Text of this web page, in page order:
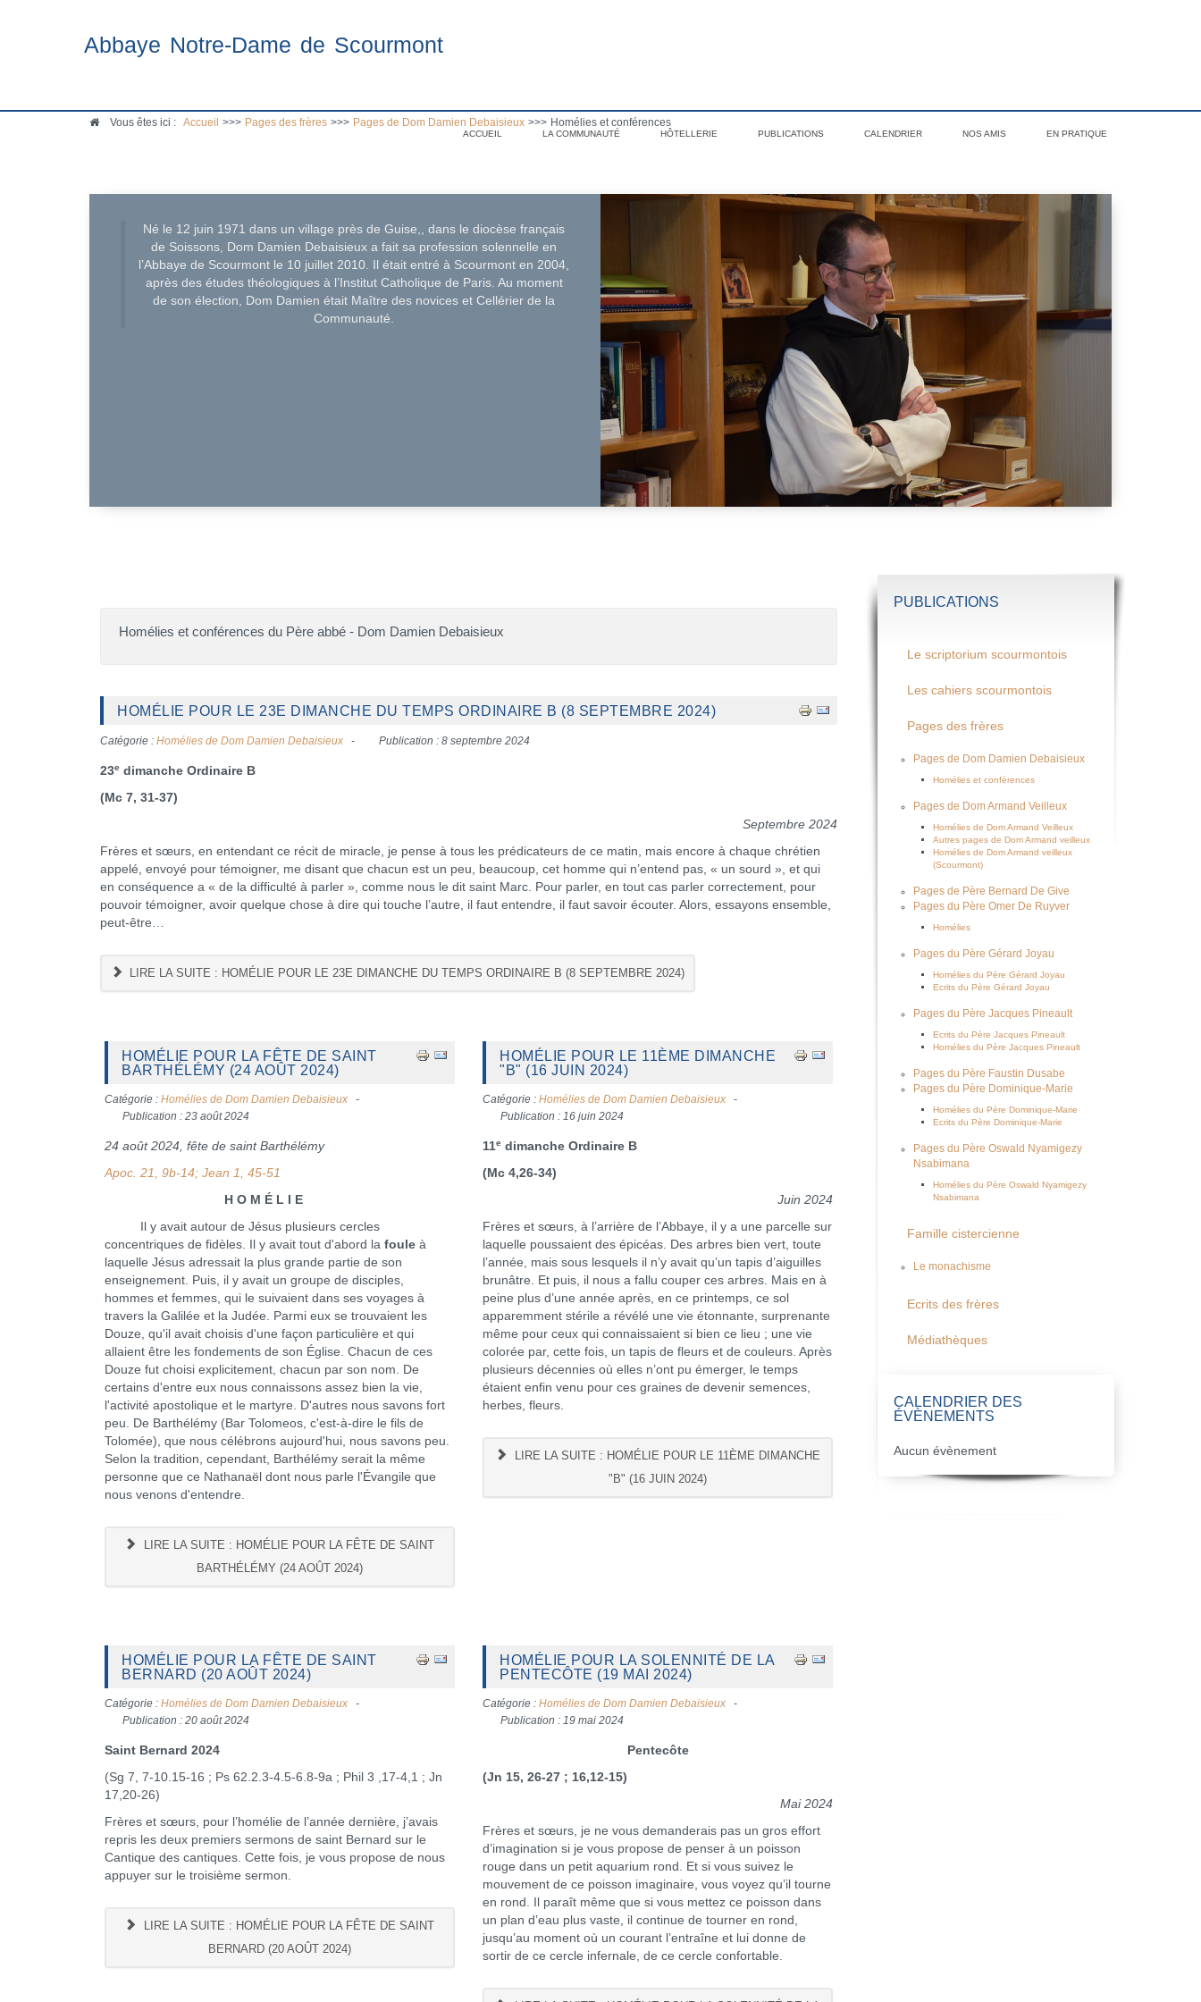
Abbaye Notre-Dame de Scourmont
ACCUEIL LA COMMUNAUTÉ HÔTELLERIE PUBLICATIONS CALENDRIER NOS AMIS EN PRATIQUE
Vous êtes ici : Accueil >>> Pages des frères >>> Pages de Dom Damien Debaisieux >>> Homélies et conférences
Né le 12 juin 1971 dans un village près de Guise,, dans le diocèse français
de Soissons, Dom Damien Debaisieux a fait sa profession solennelle en
l’Abbaye de Scourmont le 10 juillet 2010. Il était entré à Scourmont en 2004,
après des études théologiques à l’Institut Catholique de Paris. Au moment
de son élection, Dom Damien était Maître des novices et Cellérier de la
Communauté.
Homélies et conférences du Père abbé - Dom Damien Debaisieux
HOMÉLIE POUR LE 23E DIMANCHE DU TEMPS ORDINAIRE B (8 SEPTEMBRE 2024)
Catégorie : Homélies de Dom Damien Debaisieux Publication : 8 septembre 2024
23e dimanche Ordinaire B
(Mc 7, 31-37)
Septembre 2024
Frères et sœurs, en entendant ce récit de miracle, je pense à tous les prédicateurs de ce matin, mais encore à chaque chrétien
appelé, envoyé pour témoigner, me disant que chacun est un peu, beaucoup, cet homme qui n’entend pas, « un sourd », et qui
en conséquence a « de la difficulté à parler », comme nous le dit saint Marc. Pour parler, en tout cas parler correctement, pour
pouvoir témoigner, avoir quelque chose à dire qui touche l’autre, il faut entendre, il faut savoir écouter. Alors, essayons ensemble,
peut-être…
LIRE LA SUITE : HOMÉLIE POUR LE 23E DIMANCHE DU TEMPS ORDINAIRE B (8 SEPTEMBRE 2024)
HOMÉLIE POUR LA FÊTE DE SAINT
BARTHÉLÉMY (24 AOÛT 2024)
Catégorie : Homélies de Dom Damien Debaisieux
Publication : 23 août 2024
24 août 2024, fête de saint Barthélémy
Apoc. 21, 9b-14; Jean 1, 45-51
H O M É L I E
Il y avait autour de Jésus plusieurs cercles
concentriques de fidèles. Il y avait tout d'abord la foule à
laquelle Jésus adressait la plus grande partie de son
enseignement. Puis, il y avait un groupe de disciples,
hommes et femmes, qui le suivaient dans ses voyages à
travers la Galilée et la Judée. Parmi eux se trouvaient les
Douze, qu'il avait choisis d'une façon particulière et qui
allaient être les fondements de son Église. Chacun de ces
Douze fut choisi explicitement, chacun par son nom. De
certains d'entre eux nous connaissons assez bien la vie,
l'activité apostolique et le martyre. D'autres nous savons fort
peu. De Barthélémy (Bar Tolomeos, c'est-à-dire le fils de
Tolomée), que nous célébrons aujourd'hui, nous savons peu.
Selon la tradition, cependant, Barthélémy serait la même
personne que ce Nathanaël dont nous parle l'Évangile que
nous venons d'entendre.
LIRE LA SUITE : HOMÉLIE POUR LA FÊTE DE SAINT
BARTHÉLÉMY (24 AOÛT 2024)
HOMÉLIE POUR LE 11ÈME DIMANCHE
"B" (16 JUIN 2024)
Catégorie :Homélies de Dom Damien Debaisieux
Publication : 16 juin 2024
11e dimanche Ordinaire B
(Mc 4,26-34)
Juin 2024
Frères et sœurs, à l’arrière de l’Abbaye, il y a une parcelle sur
laquelle poussaient des épicéas. Des arbres bien vert, toute
l’année, mais sous lesquels il n’y avait qu’un tapis d’aiguilles
brunâtre. Et puis, il nous a fallu couper ces arbres. Mais en à
peine plus d’une année après, en ce printemps, ce sol
apparemment stérile a révélé une vie étonnante, surprenante
même pour ceux qui connaissaient si bien ce lieu ; une vie
colorée par, cette fois, un tapis de fleurs et de couleurs. Après
plusieurs décennies où elles n’ont pu émerger, le temps
étaient enfin venu pour ces graines de devenir semences,
herbes, fleurs.
LIRE LA SUITE : HOMÉLIE POUR LE 11ÈME DIMANCHE
"B" (16 JUIN 2024)
HOMÉLIE POUR LA FÊTE DE SAINT
BERNARD (20 AOÛT 2024)
Catégorie : Homélies de Dom Damien Debaisieux
Publication : 20 août 2024
Saint Bernard 2024
(Sg 7, 7-10.15-16 ; Ps 62.2.3-4.5-6.8-9a ; Phil 3 ,17-4,1 ; Jn
17,20-26)
Frères et sœurs, pour l’homélie de l’année dernière, j’avais
repris les deux premiers sermons de saint Bernard sur le
Cantique des cantiques. Cette fois, je vous propose de nous
appuyer sur le troisième sermon.
LIRE LA SUITE : HOMÉLIE POUR LA FÊTE DE SAINT
BERNARD (20 AOÛT 2024)
HOMÉLIE POUR LA SOLENNITÉ DE LA
PENTECÔTE (19 MAI 2024)
Catégorie :Homélies de Dom Damien Debaisieux
Publication : 19 mai 2024
Pentecôte
(Jn 15, 26-27 ; 16,12-15)
Mai 2024
Frères et sœurs, je ne vous demanderais pas un gros effort
d’imagination si je vous propose de penser à un poisson
rouge dans un petit aquarium rond. Et si vous suivez le
mouvement de ce poisson imaginaire, vous voyez qu’il tourne
en rond. Il paraît même que si vous mettez ce poisson dans
un plan d’eau plus vaste, il continue de tourner en rond,
jusqu’au moment où un courant l’entraîne et lui donne de
sortir de ce cercle infernale, de ce cercle confortable.
PUBLICATIONS
Le scriptorium scourmontois
Les cahiers scourmontois
Pages des frères
Pages de Dom Damien Debaisieux
Homélies et conférences
Pages de Dom Armand Veilleux
Homélies de Dom Armand Veilleux
Autres pages de Dom Armand veilleux
Homélies de Dom Armand veilleux
(Scourmont)
Pages de Père Bernard De Give
Pages du Père Omer De Ruyver
Homélies
Pages du Père Gérard Joyau
Homélies du Père Gérard Joyau
Ecrits du Père Gérard Joyau
Pages du Père Jacques Pineault
Ecrits du Père Jacques Pineault
Homélies du Père Jacques Pineault
Pages du Père Faustin Dusabe
Pages du Père Dominique-Marie
Homélies du Père Dominique-Marie
Ecrits du Père Dominique-Marie
Pages du Père Oswald Nyamigezy
Nsabimana
Homélies du Père Oswald Nyamigezy
Nsabimana
Famille cistercienne
Le monachisme
Ecrits des frères
Médiathèques
CALENDRIER DES
ÉVÈNEMENTS
Aucun évènement